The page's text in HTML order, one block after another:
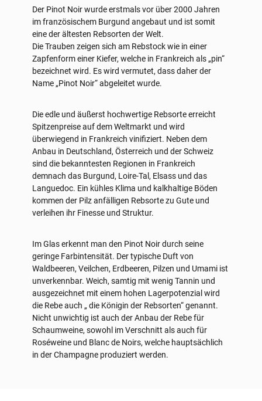
Der Pinot Noir wurde erstmals vor über 2000 Jahren
im französischem Burgund angebaut und ist somit
eine der ältesten Rebsorten der Welt.
Die Trauben zeigen sich am Rebstock wie in einer
Zapfenform einer Kiefer, welche in Frankreich als „pin“
bezeichnet wird. Es wird vermutet, dass daher der
Name „Pinot Noir“ abgeleitet wurde.
Die edle und äußerst hochwertige Rebsorte erreicht
Spitzenpreise auf dem Weltmarkt und wird
überwiegend in Frankreich vinifiziert. Neben dem
Anbau in Deutschland, Österreich und der Schweiz
sind die bekanntesten Regionen in Frankreich
demnach das Burgund, Loire-Tal, Elsass und das
Languedoc. Ein kühles Klima und kalkhaltige Böden
kommen der Pilz anfälligen Rebsorte zu Gute und
verleihen ihr Finesse und Struktur.
Im Glas erkennt man den Pinot Noir durch seine
geringe Farbintensität. Der typische Duft von
Waldbeeren, Veilchen, Erdbeeren, Pilzen und Umami ist
unverkennbar. Weich, samtig mit wenig Tannin und
ausgezeichnet mit einem hohen Lagerpotenzial wird
die Rebe auch „ die Königin der Rebsorten“ genannt.
Nicht unwichtig ist auch der Anbau der Rebe für
Schaumweine, sowohl im Verschnitt als auch für
Roséweine und Blanc de Noirs, welche hauptsächlich
in der Champagne produziert werden.